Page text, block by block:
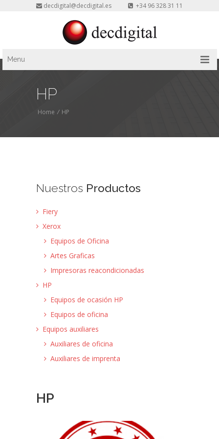
decdigital@decdigital.es +34 96 328 31 11
Menu
HP
Home / HP
Nuestros Productos
Fiery
Xerox
Equipos de Oficina
Artes Graficas
Impresoras reacondicionadas
HP
Equipos de ocasión HP
Equipos de oficina
Equipos auxiliares
Auxiliares de oficina
Auxiliares de imprenta
HP